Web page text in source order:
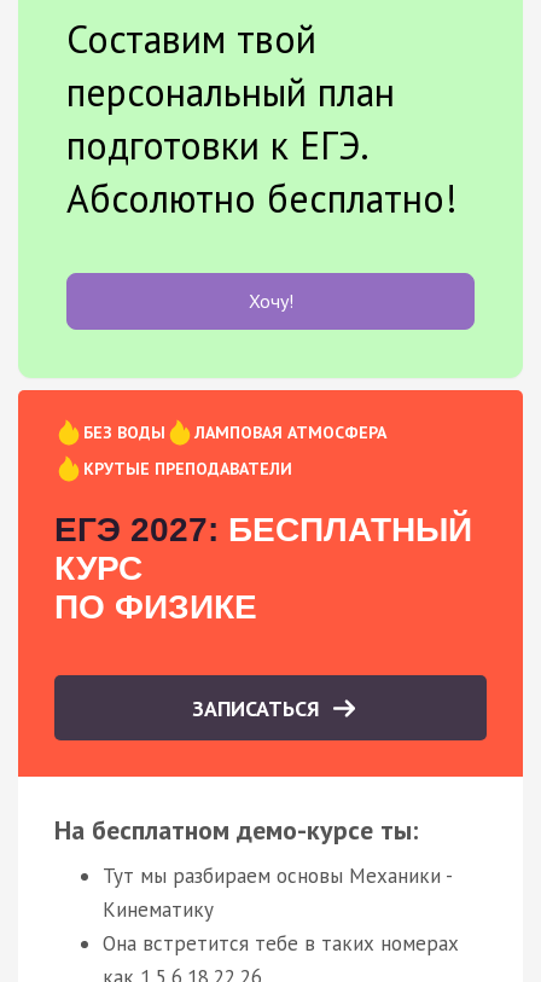
Составим твой
персональный план
подготовки к ЕГЭ.
Абсолютно бесплатно!
Хочу!
БЕЗ ВОДЫ
ЛАМПОВАЯ АТМОСФЕРА
КРУТЫЕ ПРЕПОДАВАТЕЛИ
ЕГЭ 2027: БЕСПЛАТНЫЙ
КУРС
ПО ФИЗИКЕ
ЗАПИСАТЬСЯ
На бесплатном демо-курсе ты:
Тут мы разбираем основы Механики -
Кинематику
Она встретится тебе в таких номерах